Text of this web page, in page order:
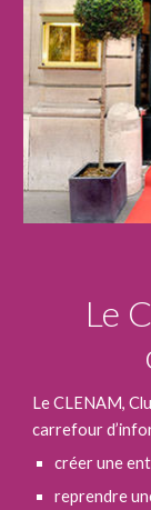
Le
Le CLENAM,
carrefour
créer une
reprendre